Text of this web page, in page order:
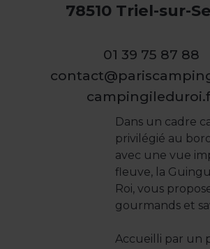
78510 Triel-sur-
01 39 75 87 88
Dans un cadre
privilégié au
avec une vue
fleuve, la
Roi, vous
gourmands et
Accueilli par un